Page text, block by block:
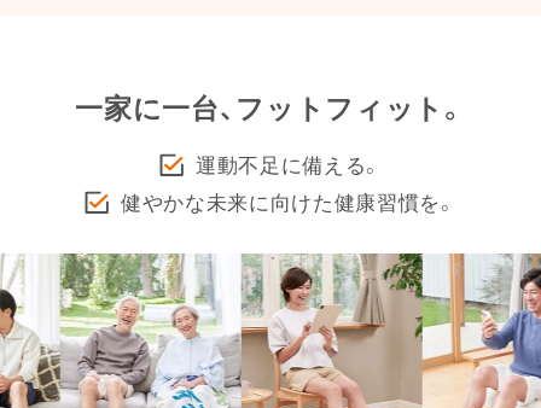
一家に一台、フットフィット。
運動不足に備える。
健やかな未来に向けた健康習慣を。